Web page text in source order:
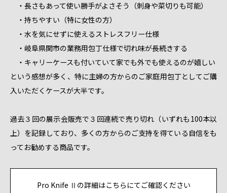
・長さもあって使い勝手がよさそう（刺身や菜切りも可能）
・持ちやすい（特に女性の方）
・水を気にせずに使えるストレスフリー仕様
・岐阜県関市の業務用包丁仕様で切れ味が長続きする
・キャリーケースも付いていて家でも外でも使えるのが嬉しい
という感想が多く、特に主婦の方からのご家庭用包丁としてご購
入いただくケースが大半です。
過去３回の展示会販売で３回連続で売り切れ（いずれも100本以
上）を記録しており、多くの方からのご支持を得ている自信をも
ってお勧めする商品です。
Pro Knife Ⅱの詳細はこちらにてご確認ください